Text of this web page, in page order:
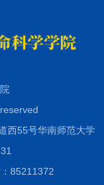
西55号华南师范大学
85211372